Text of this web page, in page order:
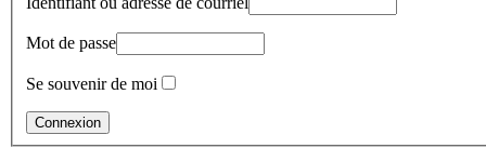
Mot de passe
Se souvenir de moi